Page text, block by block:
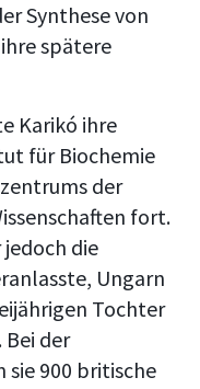
Synthese von
spätere
Karikó ihre
für Biochemie
der
fort.
die
Ungarn
Tochter
Bei der
sie 900 britische